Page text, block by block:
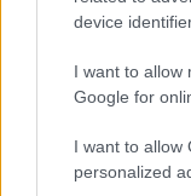
device
I want to allow
Google for
I want to allow
personalized
Στη μετα-
προοπτική, η
πολιτιστικό
τα live έχουν